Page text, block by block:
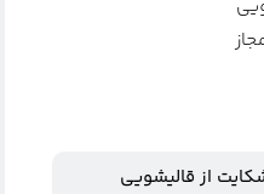
از قالیشویی